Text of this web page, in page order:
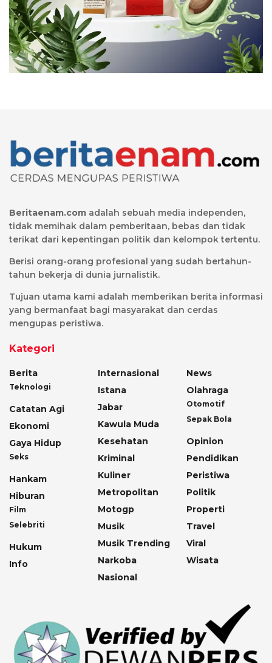
Beritaenam.com adalah sebuah media independen,
tidak memihak dalam pemberitaan, bebas dan tidak
terikat dari kepentingan politik dan kelompok tertentu.
Berisi orang-orang profesional yang sudah bertahun-
tahun bekerja di dunia jurnalistik.
Tujuan utama kami adalah memberikan berita informasi
yang bermanfaat bagi masyarakat dan cerdas
mengupas peristiwa.
Kategori
Berita
Teknologi
Catatan Agi
Ekonomi
Gaya Hidup
Seks
Hankam
Hiburan
Film
Selebriti
Hukum
Info
Internasional
Istana
Jabar
Kawula Muda
Kesehatan
Kriminal
Kuliner
Metropolitan
Motogp
Musik
Musik Trending
Narkoba
Nasional
News
Olahraga
Otomotif
Sepak Bola
Opinion
Pendidikan
Peristiwa
Politik
Properti
Travel
Viral
Wisata